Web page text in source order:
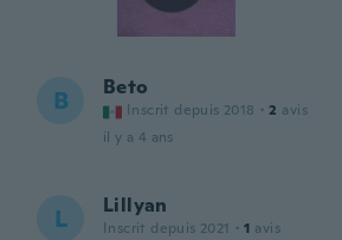
B Beto
Inscrit depuis 2018 · 2 avis
il y a 4 ans
L Lillyan
Inscrit depuis 2021 · 1 avis